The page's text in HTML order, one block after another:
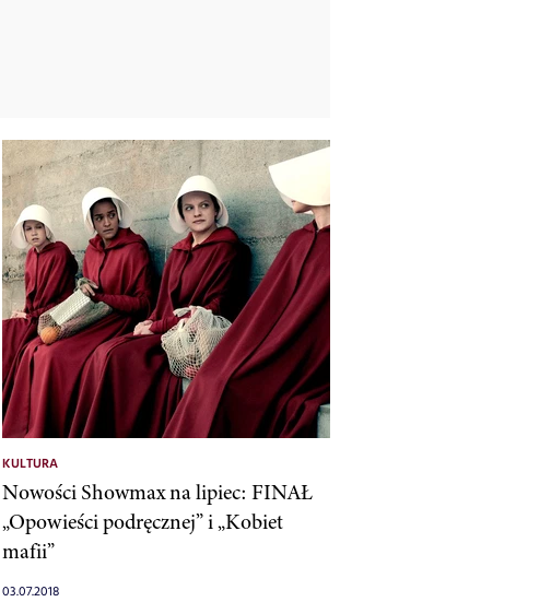
KULTURA
Nowości Showmax na lipiec: FINAŁ
„Opowieści podręcznej” i „Kobiet
mafii”
03.07.2018